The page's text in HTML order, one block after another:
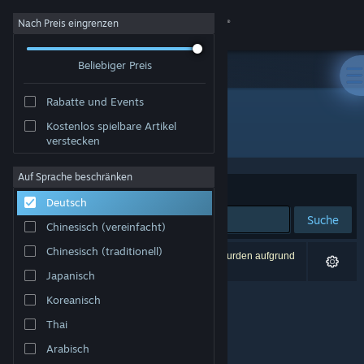
Anmelden
Info
Support
Sprache ändern
Steam-Mobile-App herunterladen
Desktopversion anzeigen
Nach Preis eingrenzen
Beliebiger Preis
Rabatte und Events
Kostenlos spielbare Artikel
verstecken
Auf Sprache beschränken
Deutsch
Chinesisch (vereinfacht)
Chinesisch (traditionell)
Japanisch
Koreanisch
Thai
Arabisch
Publisher: Spin Slash
Sortieren nach Relevanz
Suche
0 Ergebnisse entsprechen Ihrer Suche. 3 Titel wurden aufgrund
Ihrer Einstellungen ausgeschlossen.